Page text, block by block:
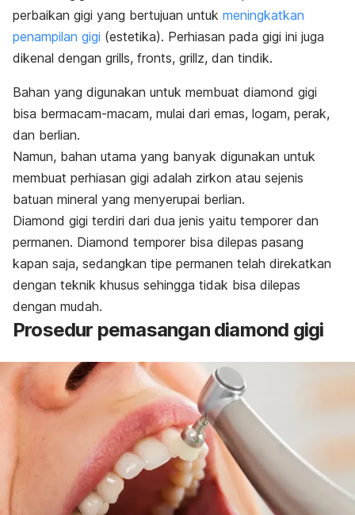
perbaikan gigi yang bertujuan untuk meningkatkan
penampilan gigi (estetika). Perhiasan pada gigi ini juga
dikenal dengan grills, fronts, grillz, dan tindik.
Bahan yang digunakan untuk membuat diamond gigi
bisa bermacam-macam, mulai dari emas, logam, perak,
dan berlian.
Namun, bahan utama yang banyak digunakan untuk
membuat perhiasan gigi adalah zirkon atau sejenis
batuan mineral yang menyerupai berlian.
Diamond gigi terdiri dari dua jenis yaitu temporer dan
permanen. Diamond temporer bisa dilepas pasang
kapan saja, sedangkan tipe permanen telah direkatkan
dengan teknik khusus sehingga tidak bisa dilepas
dengan mudah.
Prosedur pemasangan diamond gigi